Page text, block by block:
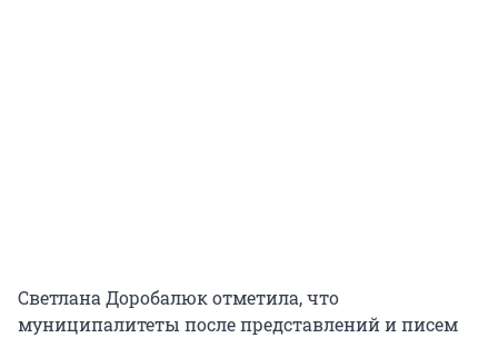
Светлана Доробалюк отметила, что
муниципалитеты после представлений и писем